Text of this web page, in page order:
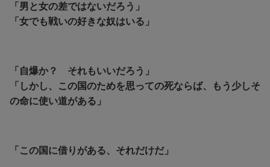
「男と女の差ではないだろう」
「 女でも戦いの好きな奴はいる」
「自爆か？ それもいいだろう」
「しかし、この国のためを思っての死ならば、もう少しそ
の命に使い道がある」
「この国に借りがある、それだけだ」